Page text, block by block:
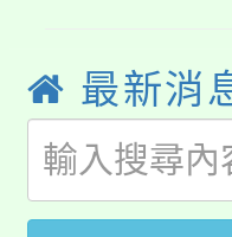
局官網
8月14
開!
115年
桃園市
最新消